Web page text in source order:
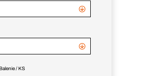
/ KS